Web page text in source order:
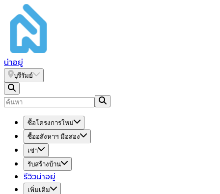
น่าอยู่
บุรีรัมย์
ซื้อโครงการใหม่
ซื้ออสังหาฯ มือสอง
เช่า
รับสร้างบ้าน
รีวิวน่าอยู่
เพิ่มเติม